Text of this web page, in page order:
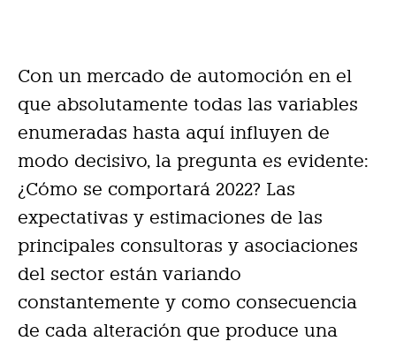
Con un mercado de automoción en el
que absolutamente todas las variables
enumeradas hasta aquí influyen de
modo decisivo, la pregunta es evidente:
¿Cómo se comportará 2022? Las
expectativas y estimaciones de las
principales consultoras y asociaciones
del sector están variando
constantemente y como consecuencia
de cada alteración que produce una